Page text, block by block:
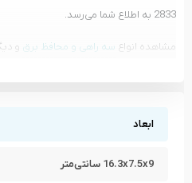
2833 به اطلاع شما می‌رسد.
مشاهده انواع سه راهی و محافظ برق و
ابعاد
16.3x7.5x9 سانتی‌متر